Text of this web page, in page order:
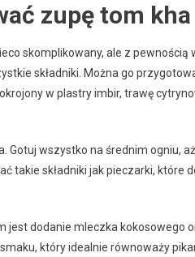
zupę tom kha
skomplikowany, ale z pewnością
składniki. Można go
w plastry imbir, trawę
Gotuj wszystko na średnim ogniu,
takie składniki jak pieczarki, które
jest dodanie mleczka kokosowego
który idealnie równoważy